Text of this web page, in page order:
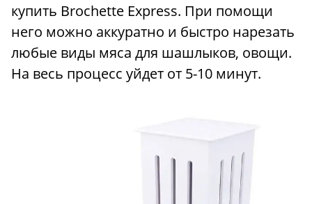
купить Brochette Express. При помощи
него можно аккуратно и быстро нарезать
любые виды мяса для шашлыков, овощи.
На весь процесс уйдет от 5-10 минут.